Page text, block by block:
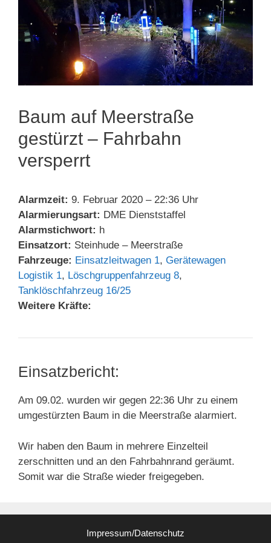
Baum auf Meerstraße
gestürzt – Fahrbahn
versperrt
Alarmzeit: 9. Februar 2020 – 22:36 Uhr
Alarmierungsart: DME Dienststaffel
Alarmstichwort: h
Einsatzort: Steinhude – Meerstraße
Fahrzeuge: Einsatzleitwagen 1, Gerätewagen
Logistik 1, Löschgruppenfahrzeug 8,
Tanklöschfahrzeug 16/25
Weitere Kräfte:
Einsatzbericht:
Am 09.02. wurden wir gegen 22:36 Uhr zu einem
umgestürzten Baum in die Meerstraße alarmiert.
Wir haben den Baum in mehrere Einzelteil
zerschnitten und an den Fahrbahnrand geräumt.
Somit war die Straße wieder freigegeben.
Impressum/Datenschutz